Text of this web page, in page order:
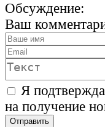
Обсуждение:
Ваш
Я
на получение